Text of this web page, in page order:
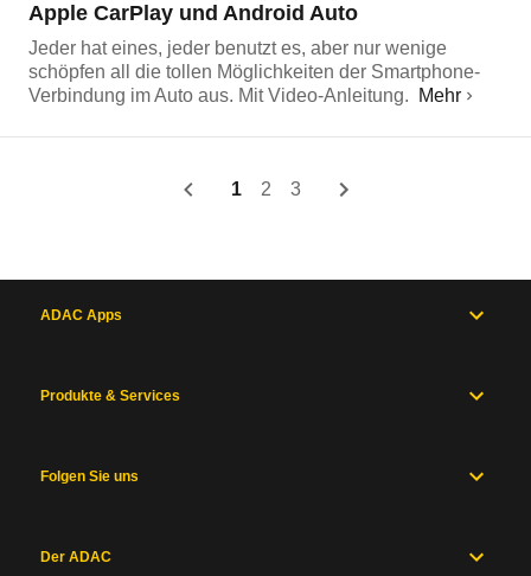
Apple CarPlay und Android Auto
Jeder hat eines, jeder benutzt es, aber nur wenige
schöpfen all die tollen Möglichkeiten der Smartphone-
Verbindung im Auto aus. Mit Video-Anleitung.
Mehr
1 2 3
ADAC Apps
Produkte & Services
Folgen Sie uns
Der ADAC